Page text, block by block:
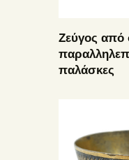
Ζεύγος από
παλάσκες